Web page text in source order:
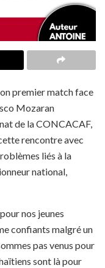
premier match face
Mozaran
de la CONCACAF,
rencontre avec
liés à la
national,
nos jeunes
confiants malgré un
pas venus pour
sont là pour